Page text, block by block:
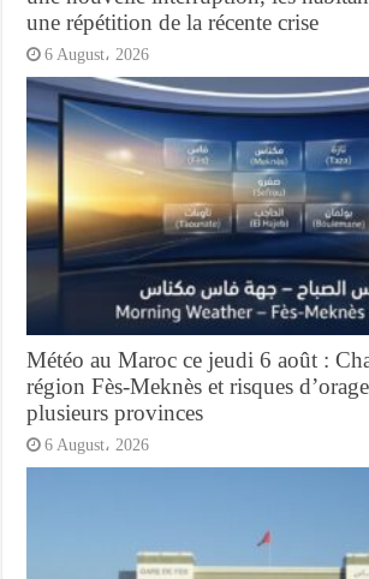
une répétition de la récente crise
6 August، 2026
Météo au Maroc ce jeudi 6 août :
région Fès-Meknès et risques
plusieurs provinces
6 August، 2026